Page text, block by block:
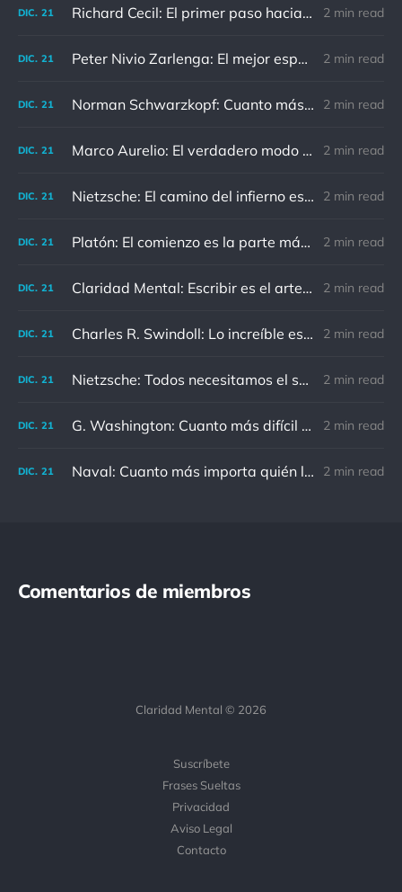
DIC. 21 Richard Cecil: El primer paso hacia el conocimiento es saber que somos ignorantes. 2 min read
DIC. 21 Peter Nivio Zarlenga: El mejor espejo es un viejo amigo. 2 min read
DIC. 21 Norman Schwarzkopf: Cuanto más sudes por la paz, menos sangras por la guerra. 2 min read
DIC. 21 Marco Aurelio: El verdadero modo de vengarse de un enemigo es no parecérsele. 2 min read
DIC. 21 Nietzsche: El camino del infierno está asfaltado de buenas intenciones. 2 min read
DIC. 21 Platón: El comienzo es la parte más importante del trabajo 2 min read
DIC. 21 Claridad Mental: Escribir es el arte de calmar y despejar la mente. 2 min read
DIC. 21 Charles R. Swindoll: Lo increíble es que cada día podemos elegir la actitud que adoptaremos. 2 min read
DIC. 21 Nietzsche: Todos necesitamos el sentido de culpa, pero nadie necesita sentirse culpable. 2 min read
DIC. 21 G. Washington: Cuanto más difícil es el conflicto, mayor es el triunfo. 2 min read
DIC. 21 Naval: Cuanto más importa quién lo ha dicho, menos importa en realidad 2 min read
Comentarios de miembros
Claridad Mental © 2026
Suscríbete
Frases Sueltas
Privacidad
Aviso Legal
Contacto